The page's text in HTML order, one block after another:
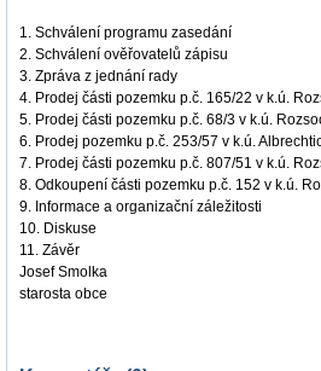
1. Schválení programu zasedání
2. Schválení ověřovatelů zápisu
3. Zpráva z jednání rady
4. Prodej části pozemku p.č. 165/22 v k.ú.
5. Prodej části pozemku p.č. 68/3 v k.ú.
6. Prodej pozemku p.č. 253/57 v k.ú.
7. Prodej části pozemku p.č. 807/51 v k.ú.
8. Odkoupení části pozemku p.č. 152 v k.ú.
9. Informace a organizační záležitosti
10. Diskuse
11. Závěr
Josef Smolka
starosta obce